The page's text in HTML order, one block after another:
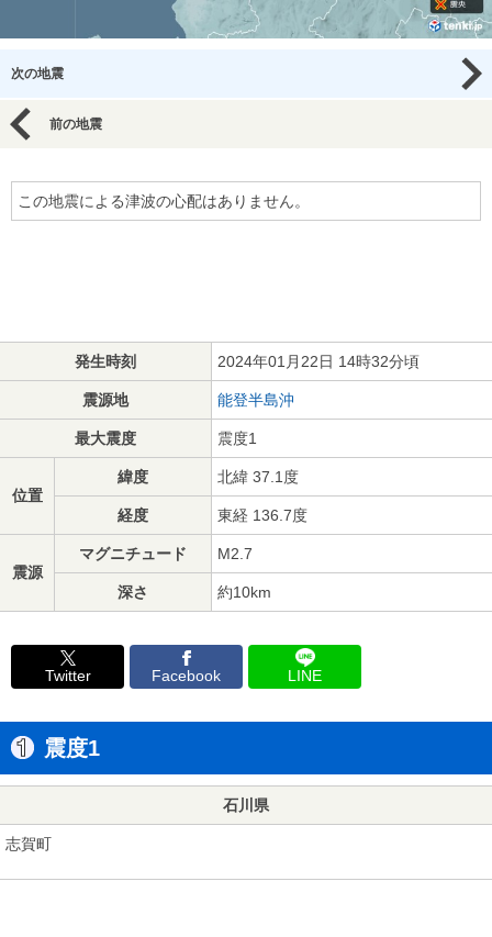
次の地震
前の地震
この地震による津波の心配はありません。
発生時刻 2024年01月22日 14時32分頃
震源地 能登半島沖
最大震度 震度1
位置
緯度 北緯 37.1度
経度 東経 136.7度
震源
マグニチュード M2.7
深さ 約10km
Twitter Facebook LINE
震度1
石川県
志賀町